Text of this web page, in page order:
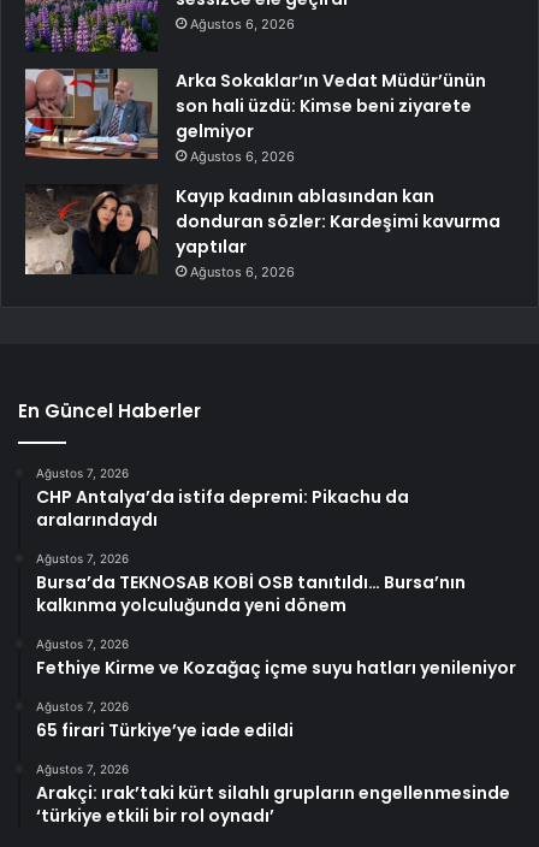
Ağustos 6, 2026
Arka Sokaklar’ın Vedat Müdür’ünün
son hali üzdü: Kimse beni ziyarete
gelmiyor
Ağustos 6, 2026
Kayıp kadının ablasından kan
donduran sözler: Kardeşimi kavurma
yaptılar
Ağustos 6, 2026
En Güncel Haberler
Ağustos 7, 2026
CHP Antalya’da istifa depremi: Pikachu da
aralarındaydı
Ağustos 7, 2026
Bursa’da TEKNOSAB KOBİ OSB tanıtıldı… Bursa’nın
kalkınma yolculuğunda yeni dönem
Ağustos 7, 2026
Fethiye Kirme ve Kozağaç içme suyu hatları yenileniyor
Ağustos 7, 2026
65 firari Türkiye’ye iade edildi
Ağustos 7, 2026
Arakçi: ırak’taki kürt silahlı grupların engellenmesinde
‘türkiye etkili bir rol oynadı’